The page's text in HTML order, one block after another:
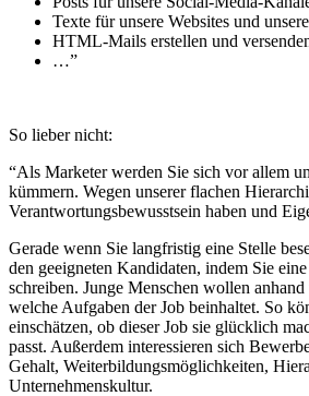
Texte für unsere Websites und
HTML-Mails erstellen und
…”
So lieber nicht:
“Als Marketer werden Sie sich vor allem
kümmern. Wegen unserer flachen
Verantwortungsbewusstsein haben und
Gerade wenn Sie langfristig eine Stelle
den geeigneten Kandidaten, indem Sie
schreiben. Junge Menschen wollen
welche Aufgaben der Job beinhaltet. So
einschätzen, ob dieser Job sie glücklich
passt. Außerdem interessieren sich
Gehalt, Weiterbildungsmöglichkeiten,
Unternehmenskultur.